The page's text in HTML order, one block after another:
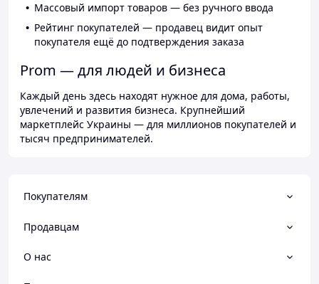
Массовый импорт товаров — без ручного ввода
Рейтинг покупателей — продавец видит опыт
покупателя ещё до подтверждения заказа
Prom — для людей и бизнеса
Каждый день здесь находят нужное для дома, работы,
увлечений и развития бизнеса. Крупнейший
маркетплейс Украины — для миллионов покупателей и
тысяч предпринимателей.
Покупателям
Продавцам
О нас